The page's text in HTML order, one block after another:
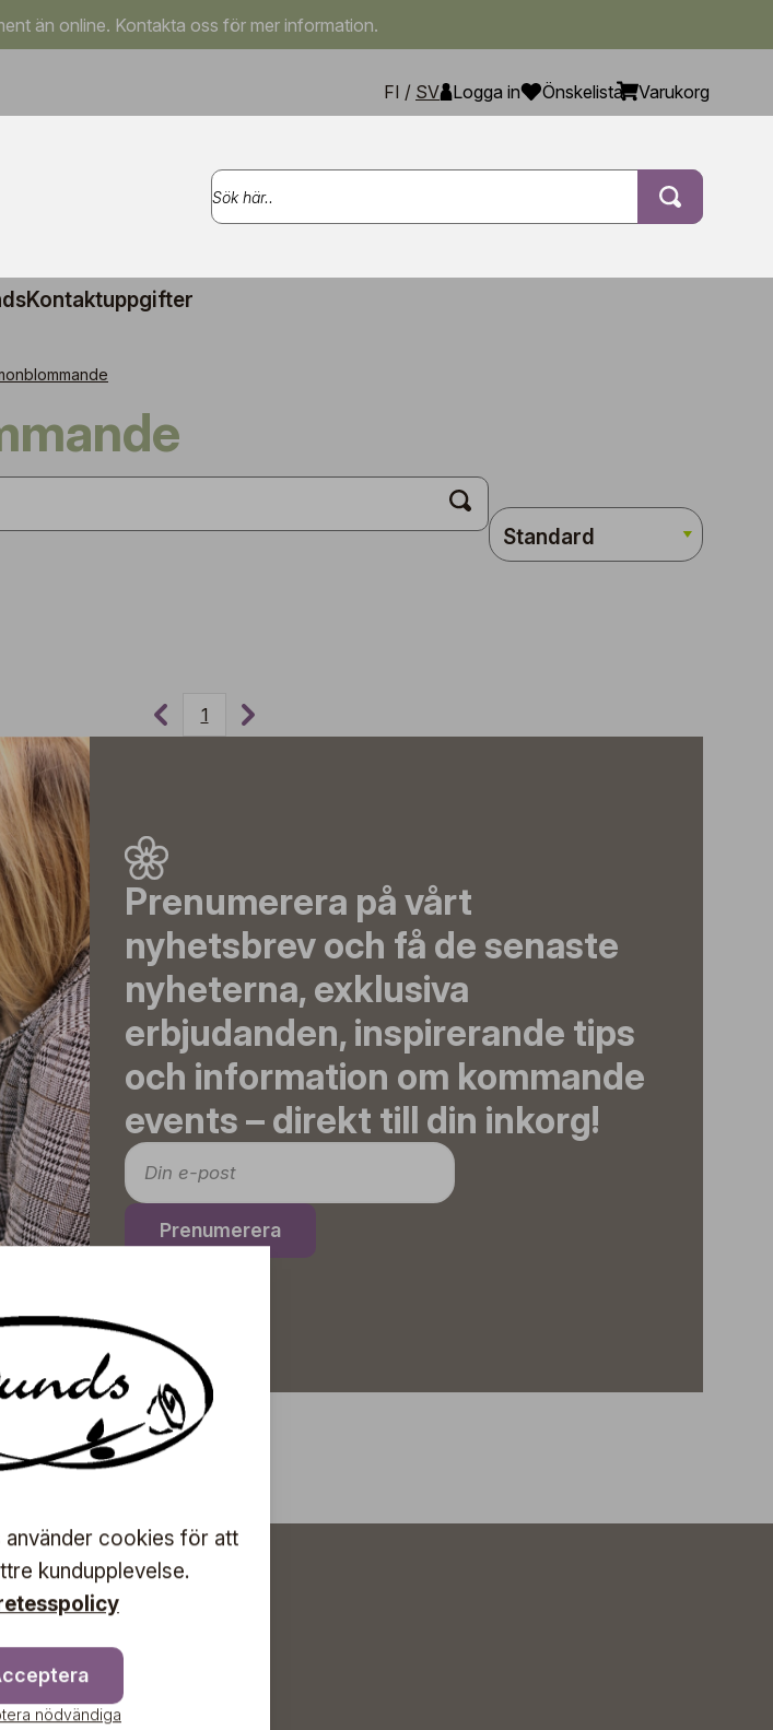
än online. Kontakta oss för mer information.
FI / SV Logga in Önskelista Varukorg
Kontaktuppgifter
1
Prenumerera på vårt
nyhetsbrev och få de senaste
nyheterna, exklusiva
erbjudanden, inspirerande tips
och information om kommande
events – direkt till din inkorg!
Prenumerera
använder cookies för att
kundupplevelse.
nödvändiga